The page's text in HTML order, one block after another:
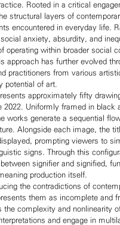
Rooted in a critical
structural layers of
encountered in everyday life.
anxiety, absurdity, and
operating within broader social
approach has further evolved
practitioners from various
potential of art.
approximately fifty
2022. Uniformly framed in black
works generate a sequential
Alongside each image, the
prompting viewers to
signs. Through this
signifier and signified,
production itself.
the contradictions of
them as incomplete and
the complexity and nonlinearity
and engage in